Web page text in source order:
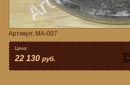
Артикул: MA-007
-
Цена:
22 130 руб.